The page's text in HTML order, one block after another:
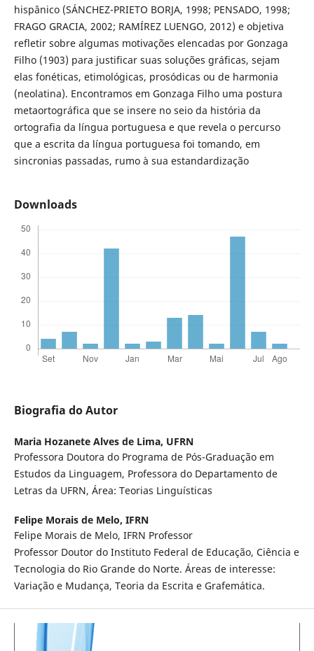
hispânico (SÁNCHEZ-PRIETO BORJA, 1998; PENSADO, 1998;
FRAGO GRACIA, 2002; RAMÍREZ LUENGO, 2012) e objetiva
refletir sobre algumas motivações elencadas por Gonzaga
Filho (1903) para justificar suas soluções gráficas, sejam
elas fonéticas, etimológicas, prosódicas ou de harmonia
(neolatina). Encontramos em Gonzaga Filho uma postura
metaortográfica que se insere no seio da história da
ortografia da língua portuguesa e que revela o percurso
que a escrita da língua portuguesa foi tomando, em
sincronias passadas, rumo à sua estandardização
Downloads
Biografia do Autor
Maria Hozanete Alves de Lima, UFRN
Professora Doutora do Programa de Pós-Graduação em
Estudos da Linguagem, Professora do Departamento de
Letras da UFRN, Área: Teorias Linguísticas
Felipe Morais de Melo, IFRN
Felipe Morais de Melo, IFRN Professor
Professor Doutor do Instituto Federal de Educação, Ciência e
Tecnologia do Rio Grande do Norte. Áreas de interesse:
Variação e Mudança, Teoria da Escrita e Grafemática.